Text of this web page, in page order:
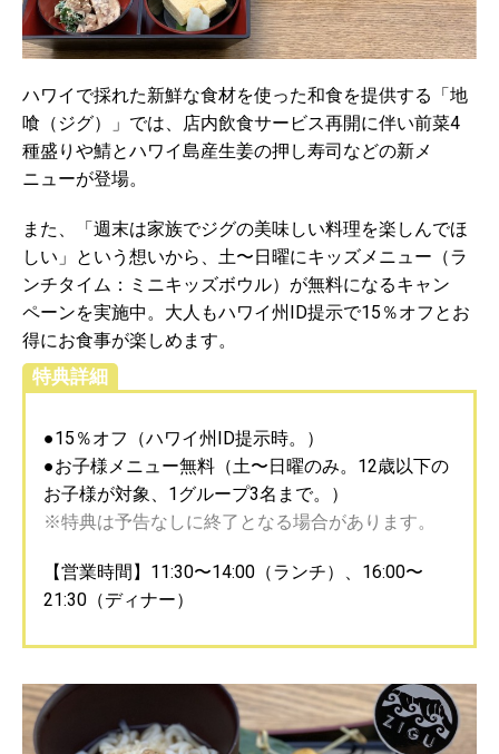
ハワイで採れた新鮮な食材を使った和食を提供する「地
喰（ジグ）」では、店内飲食サービス再開に伴い前菜4
種盛りや鯖とハワイ島産生姜の押し寿司などの新メ
ニューが登場。
また、「週末は家族でジグの美味しい料理を楽しんでほ
しい」という想いから、土〜日曜にキッズメニュー（ラ
ンチタイム：ミニキッズボウル）が無料になるキャン
ペーンを実施中。大人もハワイ州ID提示で15％オフとお
得にお食事が楽しめます。
特典詳細
●15％オフ（ハワイ州ID提示時。）
●お子様メニュー無料（土〜日曜のみ。12歳以下の
お子様が対象、1グループ3名まで。）
※特典は予告なしに終了となる場合があります。
【営業時間】11:30〜14:00（ランチ）、16:00〜
21:30（ディナー）